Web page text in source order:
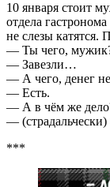
10 января стоит
отдела
не слезы катятся.
— Ты чего, мужик?
— Завезли…
— А чего, денег
— Есть.
— А в чём же
—
***